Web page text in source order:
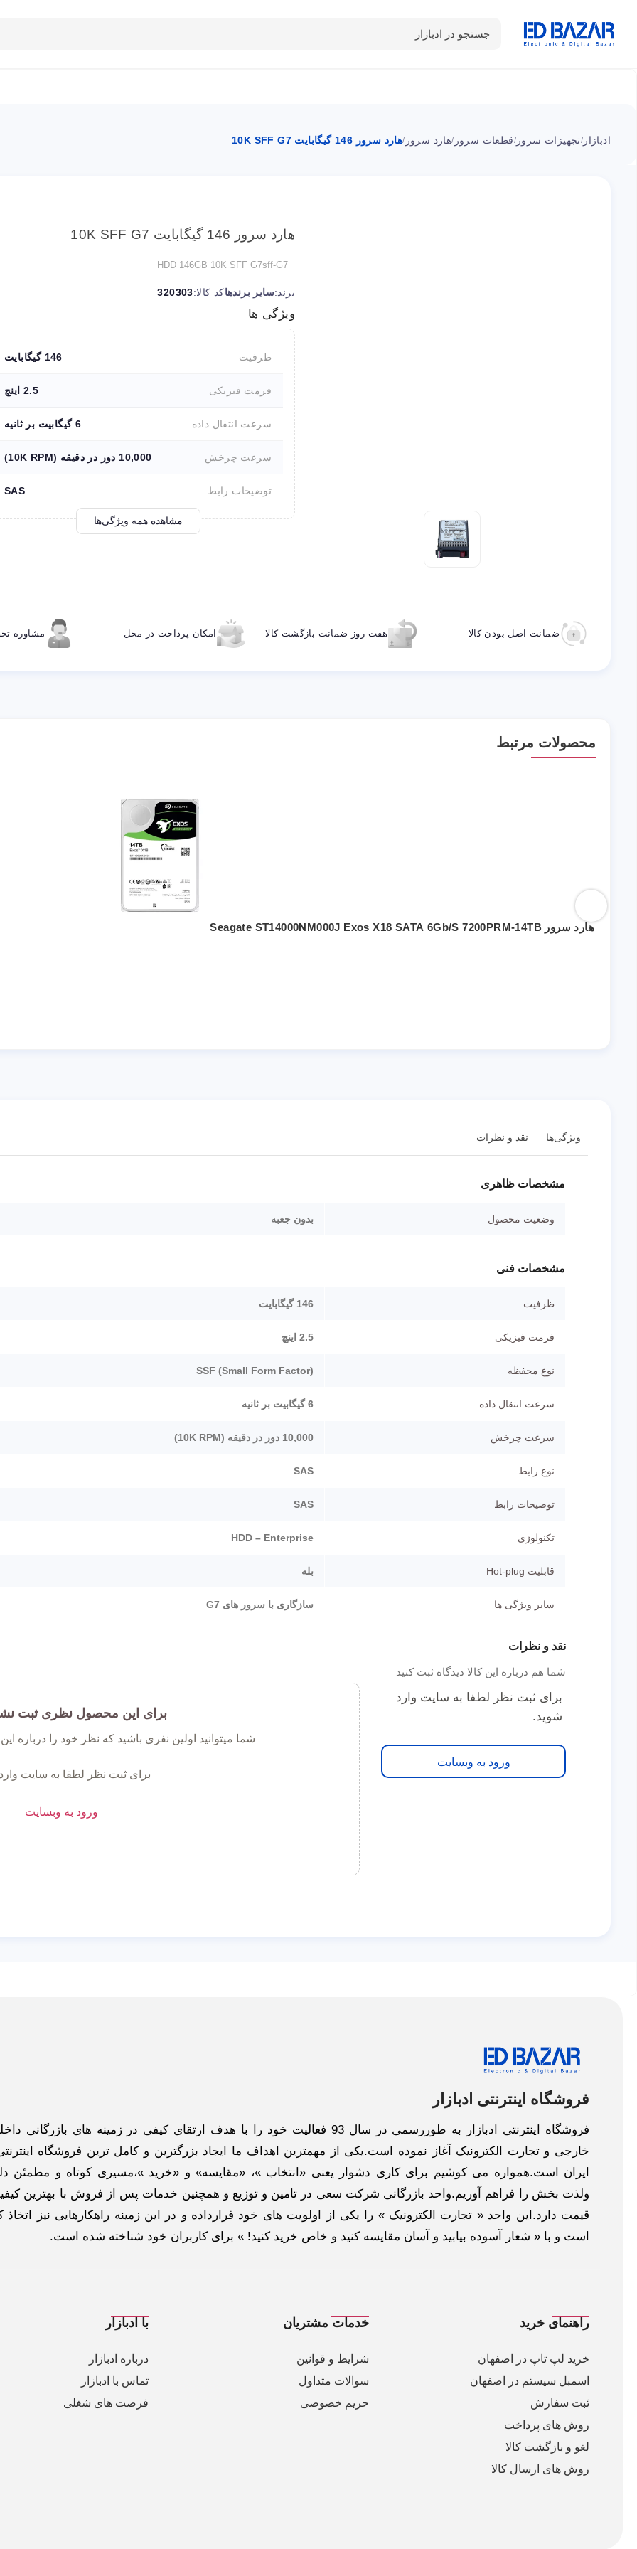
جستجو در ادبازار
دسته بندی محصولات
ادبازار /تجهیزات سرور/قطعات سرور /هارد سرور /هارد سرور 146 گیگابایت 10K SFF G7
هارد سرور 146 گیگابایت 10K SFF G7
HDD 146GB 10K SFF G7sff-G7
برند:سایر برندهاکد کالا:320303
ویژگی ها
ظرفیت 146 گیگابایت
فرمت فیزیکی 2.5 اینچ
سرعت انتقال داده 6 گیگابیت بر ثانیه
سرعت چرخش 10,000 دور در دقیقه (10K RPM)
توضیحات رابط SAS
مشاهده همه ویژگی‌ها
ضمانت اصل بودن کالا هفت روز ضمانت بازگشت کالا امکان پرداخت در محل مشاوره
محصولات مرتبط
هارد سرور Seagate ST14000NM000J Exos X18 SATA 6Gb/s 7200PRM-14TB
ویژگی‌ها نقد و نظرات
مشخصات ظاهری
وضعیت محصول بدون جعبه
مشخصات فنی
ظرفیت 146 گیگابایت
فرمت فیزیکی 2.5 اینچ
نوع محفظه SSF (Small Form Factor)
سرعت انتقال داده 6 گیگابیت بر ثانیه
سرعت چرخش 10,000 دور در دقیقه (10K RPM)
نوع رابط SAS
توضیحات رابط SAS
تکنولوژی HDD – Enterprise
قابلیت Hot-plug بله
سایر ویژگی ها سازگاری با سرور های G7
نقد و نظرات
شما هم درباره این کالا دیدگاه ثبت کنید
برای ثبت نظر لطفا به سایت وارد
شوید.
ورود به وبسایت
برای این محصول نظری ثبت
شما میتوانید اولین نفری باشید که نظر خود را درباره
برای ثبت نظر لطفا به سایت
ورود به وبسایت
فروشگاه اینترنتی ادبازار
فروشگاه اینترنتی ادبازار به طوررسمی در سال 93 فعالیت خود را با هدف ارتقای کیفی در زمینه های بازرگانی
خارجی و تجارت الکترونیک آغاز نموده است.یکی از مهمترین اهداف ما ایجاد بزرگترین و کامل ترین فروشگاه
ایران است.همواره می کوشیم برای کاری دشوار یعنی «انتخاب »، «مقایسه» و «خرید »،مسیری کوتاه و مطمئن
ولذت بخش را فراهم آوریم.واحد بازرگانی شرکت سعی در تامین و توزیع و همچنین خدمات پس از فروش با بهترین
قیمت دارد.این واحد « تجارت الکترونیک » را یکی از اولویت های خود قرارداده و در این زمینه راهکارهایی نیز اتخاذ
است و با « شعار آسوده بیابید و آسان مقایسه کنید و خاص خرید کنید! » برای کاربران خود شناخته شده است.
راهنمای خرید
خرید لپ تاپ در اصفهان
اسمبل سیستم در اصفهان
ثبت سفارش
روش های پرداخت
لغو و بازگشت کالا
روش های ارسال کالا
خدمات مشتریان
شرایط و قوانین
سوالات متداول
حریم خصوصی
با ادبازار
درباره ادبازار
تماس با ادبازار
فرصت های شغلی